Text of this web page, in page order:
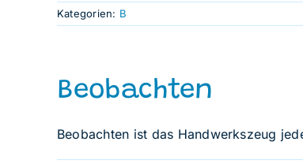
Kategorien: B
Beobachten
Beobachten ist das Handwerkszeug